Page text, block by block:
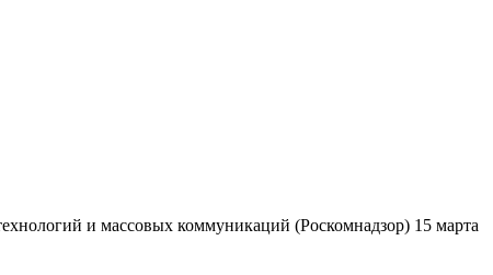
и массовых коммуникаций (Роскомнадзор) 15 марта